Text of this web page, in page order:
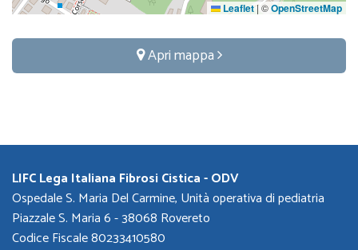
Leaflet|©OpenStreetMap
Apri mappa
LIFC Lega Italiana Fibrosi Cistica - ODV
Ospedale S. Maria Del Carmine, Unità operativa di pediatria
Piazzale S. Maria 6 - 38068 Rovereto
Codice Fiscale 80233410580